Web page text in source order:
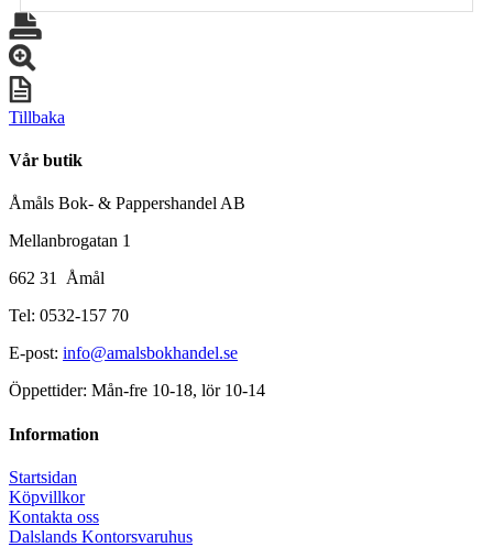
Tillbaka
Vår butik
Åmåls Bok- & Pappershandel AB
Mellanbrogatan 1
662 31 Åmål
Tel: 0532-157 70
E-post: info@amalsbokhandel.se
Öppettider: Mån-fre 10-18, lör 10-14
Information
Startsidan
Köpvillkor
Kontakta oss
Dalslands Kontorsvaruhus